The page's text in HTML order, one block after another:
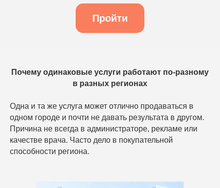
Пройти
Почему одинаковые услуги работают по-разному
в разных регионах
Одна и та же услуга может отлично продаваться в
одном городе и почти не давать результата в другом.
Причина не всегда в администраторе, рекламе или
качестве врача. Часто дело в покупательной
способности региона.